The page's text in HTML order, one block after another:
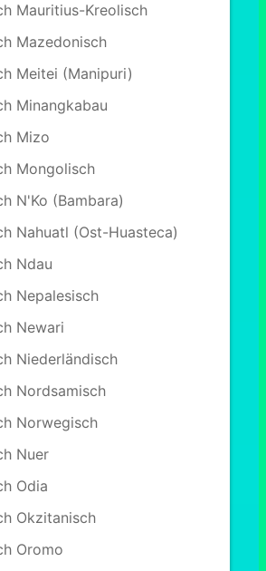
Mauritius-Kreolisch
Mazedonisch
Meitei (Manipuri)
Minangkabau
Mizo
Mongolisch
N'Ko (Bambara)
Nahuatl (Ost-Huasteca)
Ndau
Nepalesisch
Newari
Niederländisch
Nordsamisch
Norwegisch
Nuer
Odia
Okzitanisch
Oromo